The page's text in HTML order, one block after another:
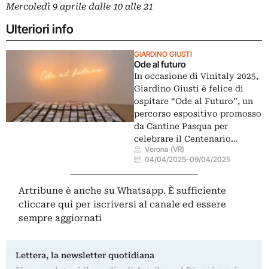
Mercoledì 9 aprile dalle 10 alle 21
Ulteriori info
GIARDINO GIUSTI
Ode al futuro
In occasione di Vinitaly 2025,
Giardino Giusti è felice di
ospitare “Ode al Futuro”, un
percorso espositivo promosso
da Cantine Pasqua per
celebrare il Centenario…
Verona (VR)
04/04/2025–09/04/2025
Artribune è anche su Whatsapp. È sufficiente
cliccare qui per iscriversi al canale ed essere
sempre aggiornati
Lettera, la newsletter quotidiana